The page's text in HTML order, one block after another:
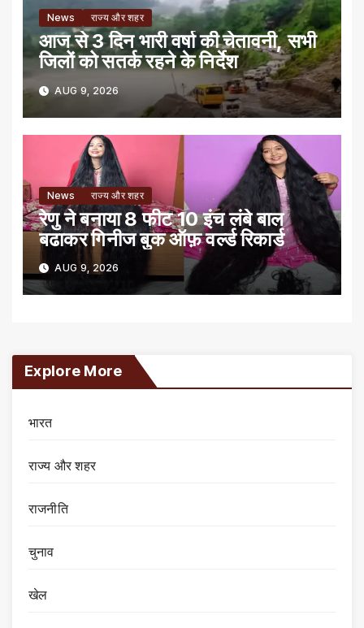
News राज्य और शहर
आज से 3 दिन भारी वर्षा की चेतावनी, सभी
जिलों को सतर्क रहने के निर्देश
AUG 9, 2026
News राज्य और शहर
रेणु ने बनाया 8 फीट 10 इंच लंबे बाल
बढाकर गिनीज बुक ऑफ़ वर्ल्ड रिकार्ड
AUG 9, 2026
Explore More
भारत
राज्य और शहर
राजनीति
चुनाव
खेल